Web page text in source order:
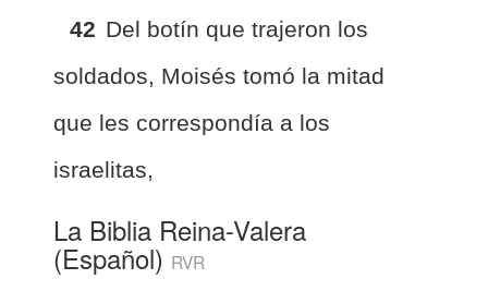
42 Del botín que trajeron los
soldados, Moisés tomó la mitad
que les correspondía a los
israelitas,
La Biblia Reina-Valera
(Español) RVR